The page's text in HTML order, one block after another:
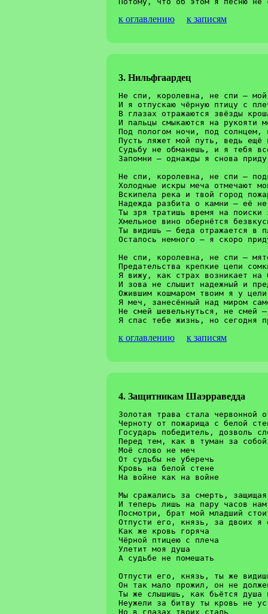
к оглавлению к записям
3. Нильфгаардец
Не спи, королевна, не спи – мой конь
И я отпускаю чёрную птицу с плеча			Dm
В глазах отражаются звёзды
И пальцы смыкаются на рукояти меча			F
Под пологом ночи, под солнцем, в
Пусть ляжет мой путь, ведь ещё не
Судьбу не обманешь, и я тебя всё же
Запомни – однажды я снова приду за
Не спи, королевна, не спи –
Холодные искры меча отмечают
Вскипела река и твой город
Надежда разбита о камни – её
Ты зря тратишь время на поиски
Хмельное вино обернётся
Ты видишь – беда отражается в
Осталось немного – я скоро
Не спи, королевна, не спи –
Предательства крепкие цепи
Я вижу, как страх возникает на
И зова не слышит надежный и
Ожившим кошмаром твоим я у
Я меч, занесённый над миром
Не смей шевельнуться, не смей
к оглавлению к записям
4. Защитникам Шаэрраведда
Золотая трава стала червонной от крови
Черноту от пожарища с белой стены
Государь победитель, дозволь
Перед тем, как в туман за собой уведёт
Моё слово не меч					Dm  Am
От судьбы не уберечь					Dm  Am
Кровь на белой стене					Dm  F
На войне как на войне					G  F  (E7)
Мы сражались за смерть,
И теперь лишь на пару часов
Посмотри, брат мой младший
Отпусти его, князь, за двоих я
Как же кровь горяча
Чёрной птицею с плеча
Улетит моя душа
А судьбе не помешать
Отпусти его, князь, ты же
Он так мало прожил, он не
Ты же слышишь, как бьётся душа
Неужели за битву ты кровь не
Но в глазах твоих сталь